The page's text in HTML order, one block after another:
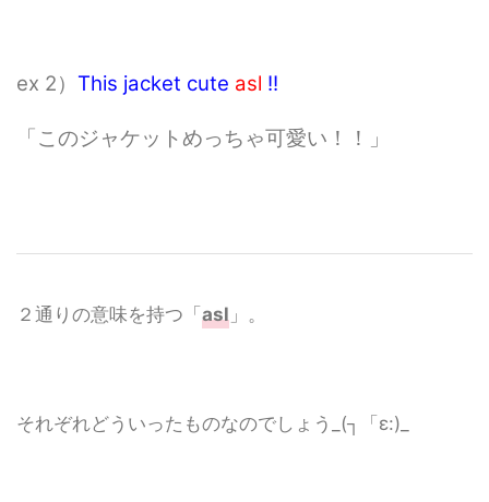
ex 2） This jacket cute asl !!
「このジャケットめっちゃ可愛い！！」
２通りの意味を持つ「 asl 」。
それぞれどういったものなのでしょう_(┐「ε:)_